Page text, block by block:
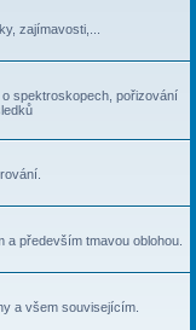
zajímavosti,...
spektroskopech, pořizování
a především tmavou oblohou.
a všem souvisejícím.